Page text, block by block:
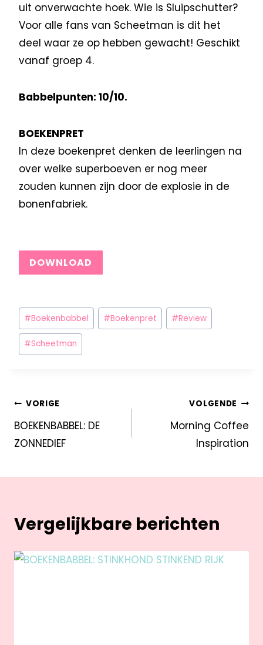
uit onverwachte hoek. Wie is Sluipschutter?
Voor alle fans van Scheetman is dit het
deel waar ze op hebben gewacht! Geschikt
vanaf groep 4.
Babbelpunten: 10/10.
BOEKENPRET
In deze boekenpret denken de leerlingen na
over welke superboeven er nog meer
zouden kunnen zijn door de explosie in de
bonenfabriek.
DOWNLOAD
#Boekenbabbel #Boekenpret #Review
#Scheetman
VORIGE
BOEKENBABBEL: DE
ZONNEDIEF
VOLGENDE
Morning Coffee
Inspiration
Vergelijkbare berichten